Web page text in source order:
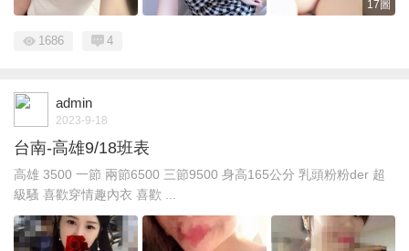
17圖
1686 4
admin
2023-9-18
台南-高雄9/18班表
高雄 3500 一節 兩節6500 三節9500 身高165公分 乳頭粉粉der 超
級騷 喜歡穿情趣內衣 喜歡 ...